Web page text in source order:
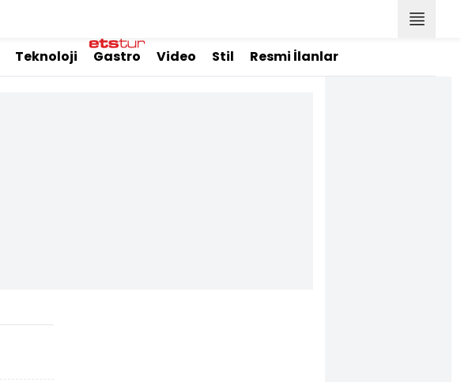
Teknoloji Gastro Video Stil Resmi İlanlar